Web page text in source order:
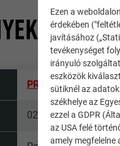
PREFALZ tetőfedő
02 P.10 antracit
Ezen a
érdekében
javításához
tevékenységet
irányuló
eszközök
sütiknél az
székhelye az
ezzel a GDPR
az USA felé
amely megfelelne